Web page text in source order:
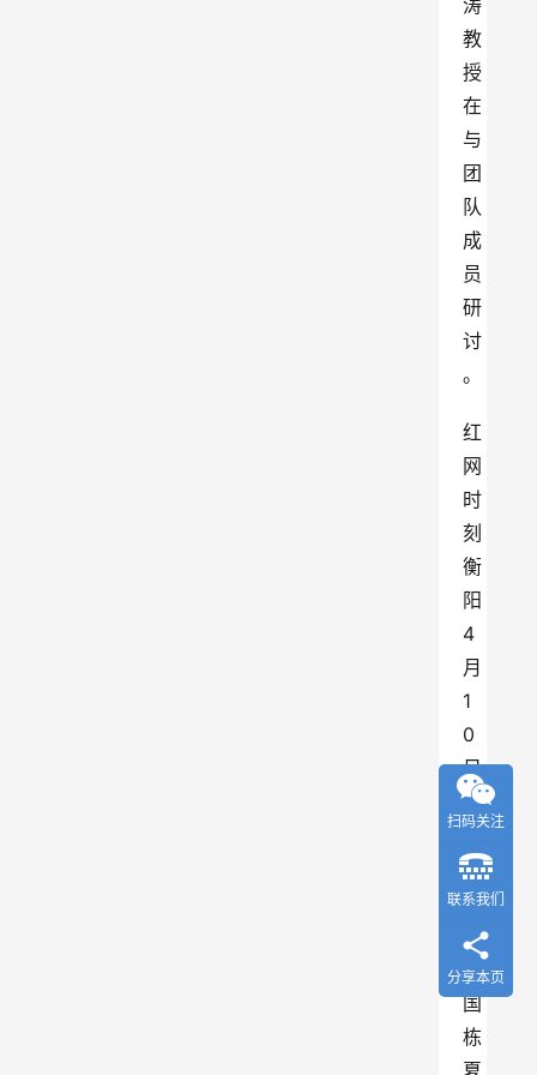
涛
教
授
在
与
团
队
成
员
研
讨
。
红
网
时
刻
衡
阳
4
月
1
0
日
讯
（
通
讯
员
招
国
栋
夏
扫码关注
联系我们
分享本页